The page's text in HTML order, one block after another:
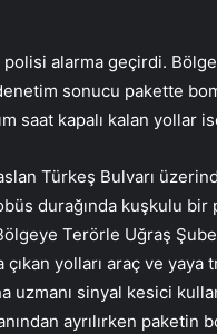
polisi alarma geçirdi.
sonucu pakette
saat kapalı kalan yollar
Türkeş Bulvarı
durağında kuşkulu bir
Terörle Uğraş
yolları araç ve yaya
uzmanı sinyal kesici
ayrılırken paketin